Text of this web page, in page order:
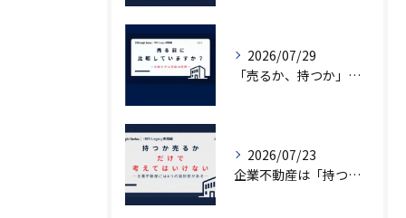
2026/07/29
「売るか、持つか」で悩んでいませんか？
2026/07/23
企業不動産は「持つか売るか」だけではない｜CRE戦略で考える4つの意思決定